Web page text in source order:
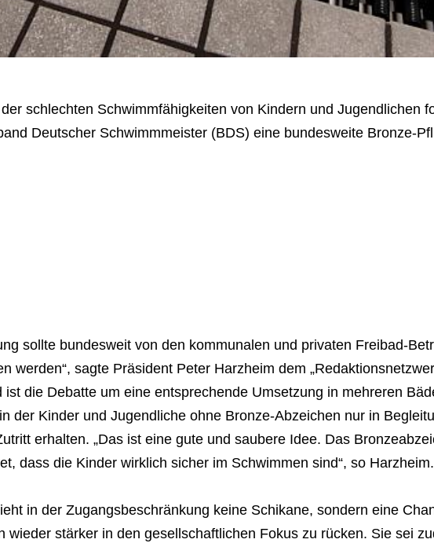
schlechten Schwimmfähigkeiten von Kindern und Jugendlichen
Deutscher Schwimmmeister (BDS) eine bundesweite Bronze-
sollte bundesweit von den kommunalen und privaten Freibad-
werden“, sagte Präsident Peter Harzheim dem
ist die Debatte um eine entsprechende Umsetzung in mehreren
der Kinder und Jugendliche ohne Bronze-Abzeichen nur in
erhalten. „Das ist eine gute und saubere Idee. Das
dass die Kinder wirklich sicher im Schwimmen sind“, so Harzheim.
in der Zugangsbeschränkung keine Schikane, sondern eine
wieder stärker in den gesellschaftlichen Fokus zu rücken. Sie sei